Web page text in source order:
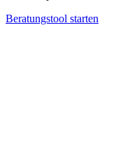
Beratungstool starten